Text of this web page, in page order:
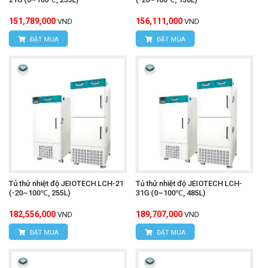
151,789,000 VND
ĐẶT MUA
156,111,000 VND
ĐẶT MUA
Tủ thử nhiệt độ JEIOTECH LCH-21
(-20~100℃, 255L)
182,556,000 VND
ĐẶT MUA
Tủ thử nhiệt độ JEIOTECH LCH-
31G (0~100℃, 485L)
189,707,000 VND
ĐẶT MUA